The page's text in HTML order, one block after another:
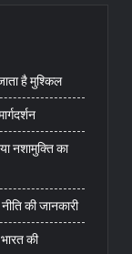
है मुश्किल
नशामुक्ति का
नीति की जानकारी
की